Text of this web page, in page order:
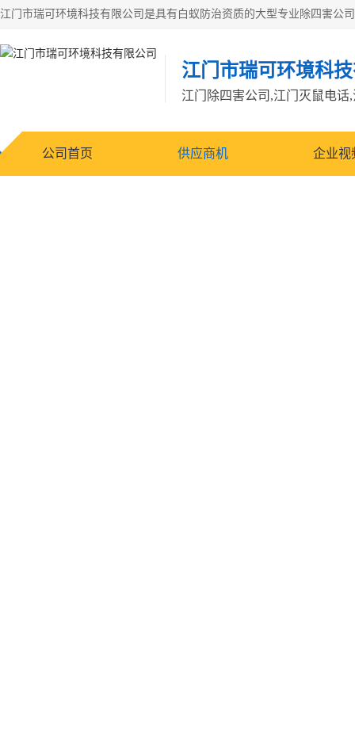
江门市瑞可环境科技有限公司
公司首页 供应商机 企业视